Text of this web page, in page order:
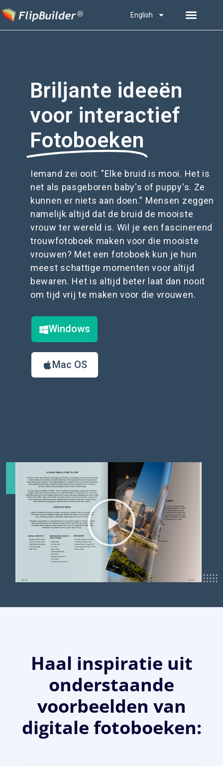
English
Briljante ideeën
voor interactief
Fotoboeken
Iemand zei ooit: "Elke bruid is mooi. Het is
net als pasgeboren baby's of puppy's. Ze
kunnen er niets aan doen.” Mensen zeggen
namelijk altijd dat de bruid de mooiste
vrouw ter wereld is. Wil je een fascinerend
trouwfotoboek maken voor die mooiste
vrouwen? Met een fotoboek kun je hun
meest schattige momenten voor altijd
bewaren. Het is altijd beter laat dan nooit
om tijd vrij te maken voor die vrouwen.
Windows
Mac OS
Haal inspiratie uit
onderstaande
voorbeelden van
digitale fotoboeken: